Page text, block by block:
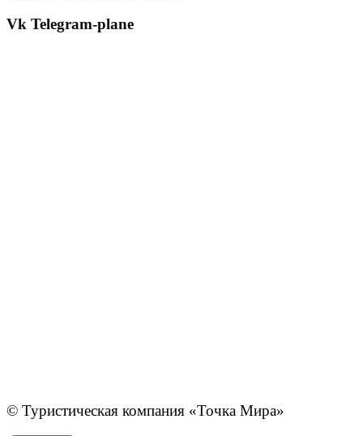
Vk Telegram-plane
© Туристическая компания «Точка Мира»